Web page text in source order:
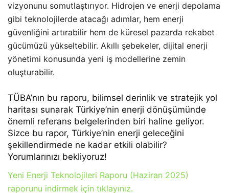
vizyonunu somutlaştırıyor. Hidrojen ve enerji depolama
gibi teknolojilerde atacağı adımlar, hem enerji
güvenliğini artırabilir hem de küresel pazarda rekabet
gücümüzü yükseltebilir. Akıllı şebekeler, dijital enerji
yönetimi konusunda yeni iş modellerine zemin
oluşturabilir.
TÜBA’nın bu raporu, bilimsel derinlik ve stratejik yol
haritası sunarak Türkiye’nin enerji dönüşümünde
önemli referans belgelerinden biri haline geliyor.
Sizce bu rapor, Türkiye’nin enerji geleceğini
şekillendirmede ne kadar etkili olabilir?
Yorumlarınızı bekliyoruz!
Yeni Enerji Teknolojileri Raporu (Haziran 2025)
raporunu indirmek için tıklayınız.